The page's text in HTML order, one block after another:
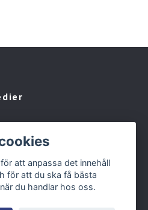
att anpassa det innehåll
för att du ska få bästa
du handlar hos oss.